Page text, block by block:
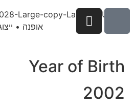
Year of Birth
2002